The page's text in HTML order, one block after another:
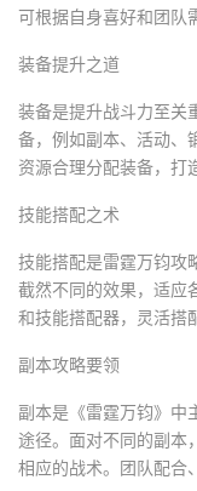
可根据自身喜好和团队
装备提升之道
装备是提升战斗力至关
备，例如副本、活动、
资源合理分配装备，打
技能搭配之术
技能搭配是雷霆万钧攻
截然不同的效果，适应
和技能搭配器，灵活搭
副本攻略要领
副本是《雷霆万钧》中
途径。面对不同的副本
相应的战术。团队配合